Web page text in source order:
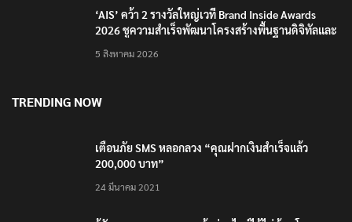
‘AIS’ คว้า 2 รางวัลใหญ่เวที Brand Inside Awards
2026 ชูความสำเร็จพัฒนาโครงสร้างพื้นฐานดิจิทัลและ
5 สิงหาคม 2026
TRENDING NOW
เตือนภัย SMS หลอกลวง “คุณฝากเงินสำเร็จแล้ว
200,000 บาท”
24 มีนาคม 2021